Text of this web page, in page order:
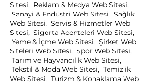
Sitesi, Reklam & Medya Web Sitesi,
Sanayi & Endüstri Web Sitesi, Sağlık
Web Sitesi, Servis & Hizmetler Web
Sitesi, Sigorta Acenteleri Web Sitesi,
Yeme & İçme Web Sitesi, Şirket Web
Siteleri Web Sitesi, Spor Web Sitesi,
Tarım ve Hayvancılık Web Sitesi,
Tekstil & Moda Web Sitesi, Temizlik
Web Sitesi, Turizm & Konaklama Web